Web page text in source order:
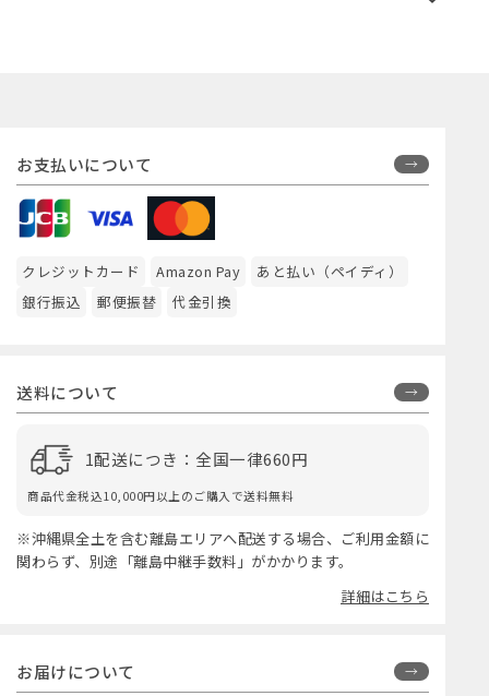
お支払いについて
クレジットカード Amazon Pay
あと払い（ペイディ）
銀行振込
郵便振替 代金引換
送料について
1配送につき：全国一律660円
商品代金税込10,000円以上のご購入で送料無料
※沖縄県全土を含む離島エリアへ配送する場合、ご利用金額に
関わらず、別途「離島中継手数料」がかかります。
詳細はこちら
お届けについて